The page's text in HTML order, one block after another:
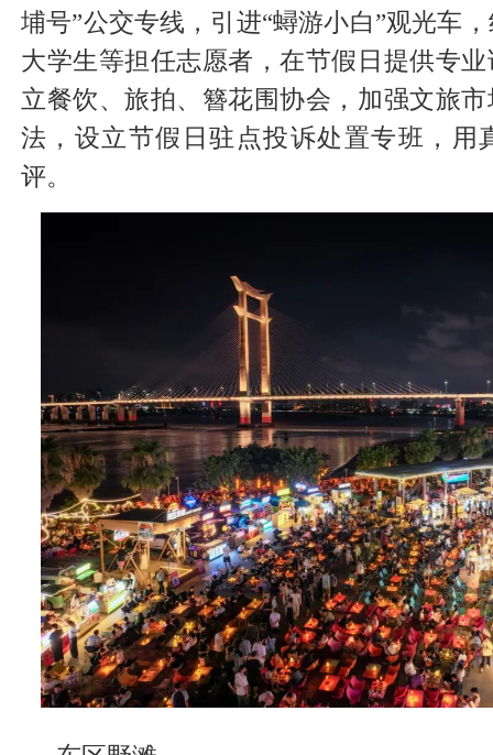
埔号”公交专线，引进“蟳游小白”观光车
大学生等担任志愿者，在节假日提供专
立餐饮、旅拍、簪花围协会，加强文旅
法，设立节假日驻点投诉处置专班，用
评。